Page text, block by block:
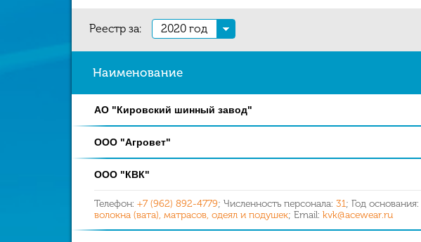
Реестр за: 2020 год
Наименование
АО "Кировский шинный завод"
ООО "Агровет"
ООО "КВК"
Телефон: +7 (962) 892-4779; Численность персонала: 31; Год основания:
волокна (вата), матрасов, одеял и подушек; Email: kvk@acewear.ru